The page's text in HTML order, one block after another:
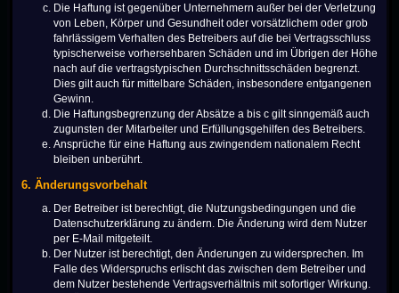
Die Haftung ist gegenüber Unternehmern außer bei der Verletzung
von Leben, Körper und Gesundheit oder vorsätzlichem oder grob
fahrlässigem Verhalten des Betreibers auf die bei Vertragsschluss
typischerweise vorhersehbaren Schäden und im Übrigen der Höhe
nach auf die vertragstypischen Durchschnittsschäden begrenzt.
Dies gilt auch für mittelbare Schäden, insbesondere entgangenen
Gewinn.
Die Haftungsbegrenzung der Absätze a bis c gilt sinngemäß auch
zugunsten der Mitarbeiter und Erfüllungsgehilfen des Betreibers.
Ansprüche für eine Haftung aus zwingendem nationalem Recht
bleiben unberührt.
6. Änderungsvorbehalt
Der Betreiber ist berechtigt, die Nutzungsbedingungen und die
Datenschutzerklärung zu ändern. Die Änderung wird dem Nutzer
per E-Mail mitgeteilt.
Der Nutzer ist berechtigt, den Änderungen zu widersprechen. Im
Falle des Widerspruchs erlischt das zwischen dem Betreiber und
dem Nutzer bestehende Vertragsverhältnis mit sofortiger Wirkung.